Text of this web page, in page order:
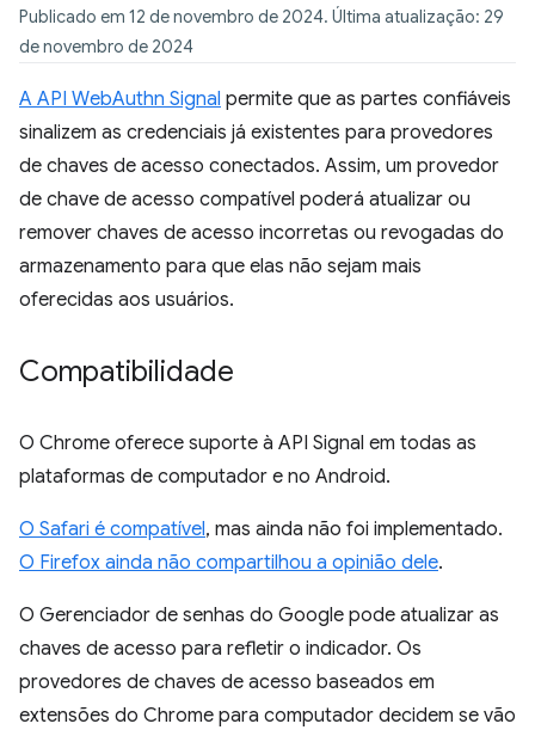
Publicado em 12 de novembro de 2024. Última atualização: 29
de novembro de 2024
A API WebAuthn Signal permite que as partes confiáveis
sinalizem as credenciais já existentes para provedores
de chaves de acesso conectados. Assim, um provedor
de chave de acesso compatível poderá atualizar ou
remover chaves de acesso incorretas ou revogadas do
armazenamento para que elas não sejam mais
oferecidas aos usuários.
Compatibilidade
O Chrome oferece suporte à API Signal em todas as
plataformas de computador e no Android.
O Safari é compatível, mas ainda não foi implementado.
O Firefox ainda não compartilhou a opinião dele.
O Gerenciador de senhas do Google pode atualizar as
chaves de acesso para refletir o indicador. Os
provedores de chaves de acesso baseados em
extensões do Chrome para computador decidem se vão